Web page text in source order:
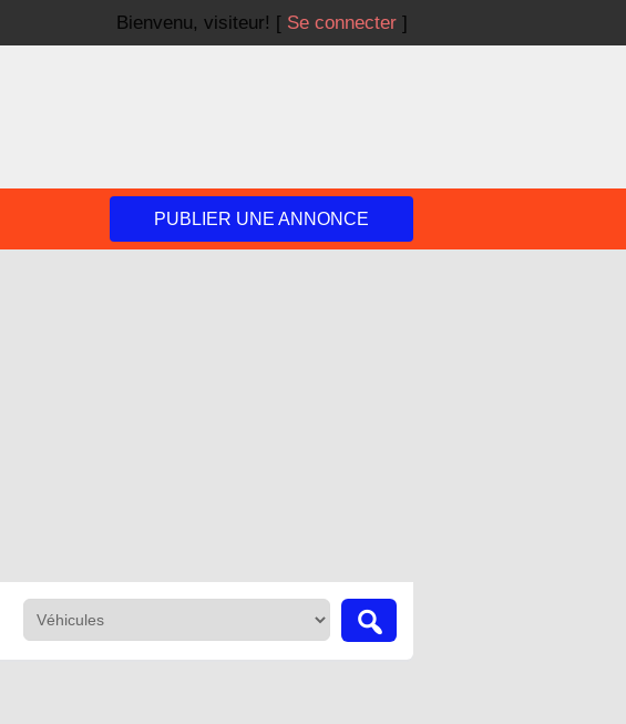
Bienvenu, visiteur! [ Se connecter ]
PUBLIER UNE ANNONCE